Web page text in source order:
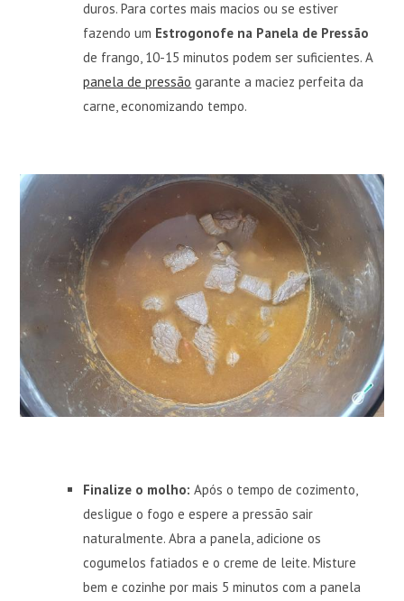
duros. Para cortes mais macios ou se estiver
fazendo um Estrogonofe na Panela de Pressão
de frango, 10-15 minutos podem ser suficientes. A
panela de pressão garante a maciez perfeita da
carne, economizando tempo.
Finalize o molho: Após o tempo de cozimento,
desligue o fogo e espere a pressão sair
naturalmente. Abra a panela, adicione os
cogumelos fatiados e o creme de leite. Misture
bem e cozinhe por mais 5 minutos com a panela